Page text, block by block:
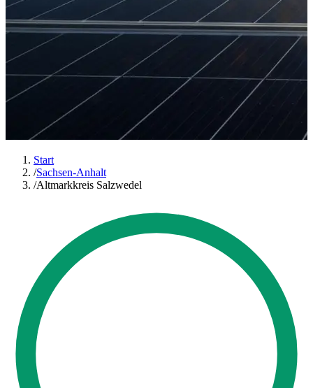
Start
/Sachsen-Anhalt
/Altmarkkreis Salzwedel